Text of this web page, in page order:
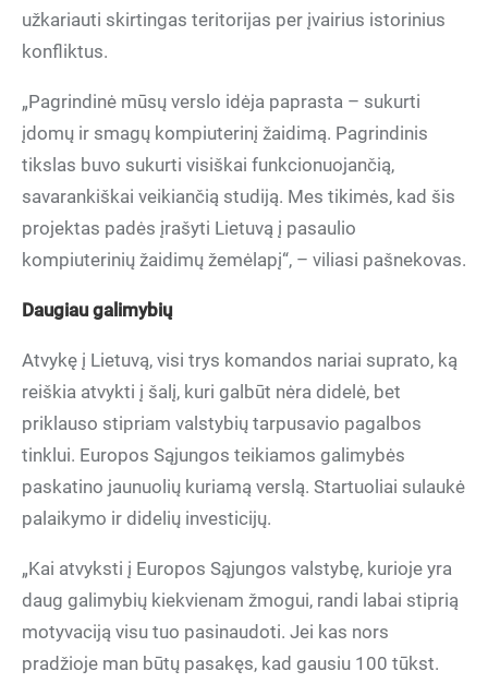
užkariauti skirtingas teritorijas per įvairius istorinius
konfliktus.
„Pagrindinė mūsų verslo idėja paprasta – sukurti
įdomų ir smagų kompiuterinį žaidimą. Pagrindinis
tikslas buvo sukurti visiškai funkcionuojančią,
savarankiškai veikiančią studiją. Mes tikimės, kad šis
projektas padės įrašyti Lietuvą į pasaulio
kompiuterinių žaidimų žemėlapį“, – viliasi pašnekovas.
Daugiau galimybių
Atvykę į Lietuvą, visi trys komandos nariai suprato, ką
reiškia atvykti į šalį, kuri galbūt nėra didelė, bet
priklauso stipriam valstybių tarpusavio pagalbos
tinklui. Europos Sąjungos teikiamos galimybės
paskatino jaunuolių kuriamą verslą. Startuoliai sulaukė
palaikymo ir didelių investicijų.
„Kai atvyksti į Europos Sąjungos valstybę, kurioje yra
daug galimybių kiekvienam žmogui, randi labai stiprią
motyvaciją visu tuo pasinaudoti. Jei kas nors
pradžioje man būtų pasakęs, kad gausiu 100 tūkst.